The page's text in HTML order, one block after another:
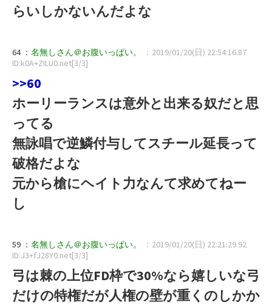
らいしかないんだよな
64 ： 名無しさん＠お腹いっぱい。
：2019/01/20(日) 22:54:16.87
ID:k0A+ZILU0.net[3/3]
>>60
ホーリーランスは意外と出来る奴だと思
ってる
無詠唱で逆鱗付与してスチール延長って
破格だよな
元から槍にヘイト力なんて求めてねー
し
59 ： 名無しさん＠お腹いっぱい。
：2019/01/20(日) 22:21:29.92
ID:J3+fJ28Y0.net[3/3]
弓は棘の上位FD枠で30%なら嬉しいな弓
だけの特権だが人権の壁が重くのしかか